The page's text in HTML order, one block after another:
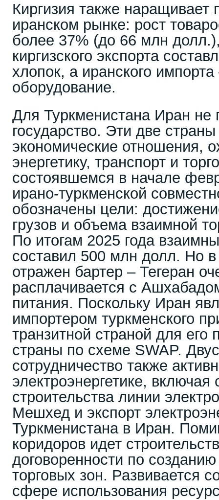
Киргизия также наращивает
иранском рынке: рост
более 37% (до 66 млн
киргизского экспорта
хлопок, а иранского
оборудование.
Для Туркменистана Иран не
государство. Эти две
экономические отношения,
энергетику, транспорт и
состоявшемся в начале
ирано-туркменской
обозначены цели:
грузов и объема взаимной
По итогам 2025 года
составил 500 млн долл. Но
отражен бартер – Тегеран
расплачивается с
питания. Поскольку Иран
импортером туркменского
транзитной страной для его
страны по схеме SWAP.
сотрудничество также
электроэнергетике,
строительства линии
Мешхед и экспорт
Туркменистана в Иран.
коридоров идет
договоренности по
торговых зон. Развивается
сфере использования